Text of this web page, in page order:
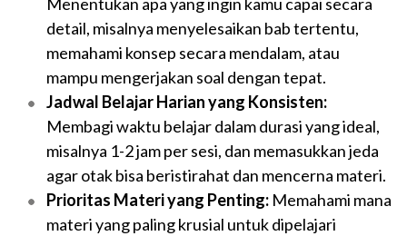
detail, misalnya menyelesaikan bab tertentu,
memahami konsep secara mendalam, atau
mampu mengerjakan soal dengan tepat.
Jadwal Belajar Harian yang Konsisten:
Membagi waktu belajar dalam durasi yang ideal,
misalnya 1-2 jam per sesi, dan memasukkan jeda
agar otak bisa beristirahat dan mencerna materi.
Prioritas Materi yang Penting: Memahami mana
materi yang paling krusial untuk dipelajari